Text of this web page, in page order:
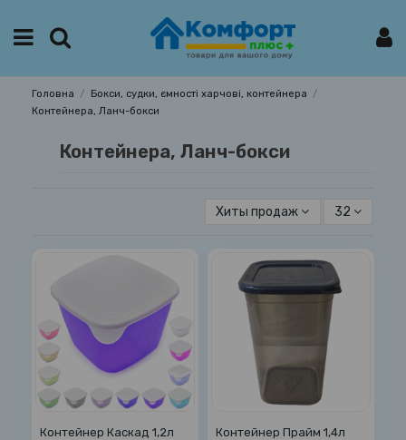
Головна
Бокси, судки, ємності харчові, контейнера
Контейнера, Ланч-бокси
Контейнера, Ланч-бокси
Хиты продаж 32
Контейнер Каскад 1,2л
Контейнер Прайм 1,4л